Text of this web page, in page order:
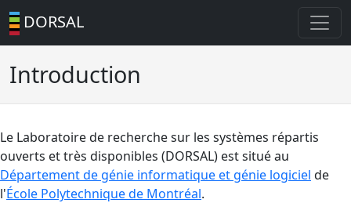
DORSAL
Introduction
Le Laboratoire de recherche sur les systèmes répartis
ouverts et très disponibles (DORSAL) est situé au
Département de génie informatique et génie logiciel de
l'École Polytechnique de Montréal.